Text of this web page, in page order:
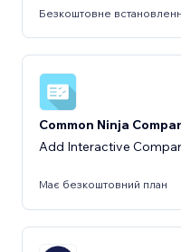
Безкоштовне
Common Ninja
Add Interactive
Має безкоштовний план